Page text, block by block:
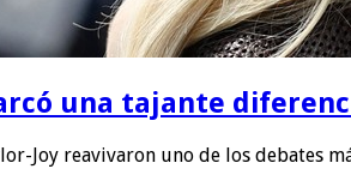
una tajante
Joy reavivaron uno de los debates